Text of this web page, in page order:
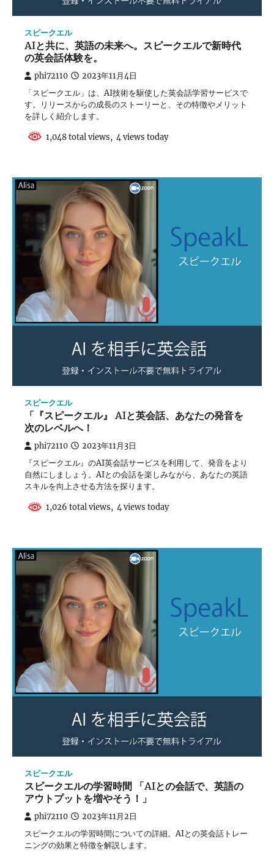
スピークエル
AIと共に、英語の未来へ。スピークエルで新時代
の英会話体験を。
phi72110 2023年11月4日
「スピークエル」は、AI技術を駆使した英会話学習サービスで
す。リリースからの成長のストーリーと、その特徴やメリット
を詳しく紹介します。
1,048 total views, 4 views today
スピークエル
「『スピークエル』 AIと英会話、あなたの発音を
次のレベルへ！
phi72110 2023年11月3日
『スピークエル』のAI英会話サービスを利用して、発音をより
自然にしましょう。AIとの会話を楽しみながら、あなたの英語
スキルを向上させる方法を探ります。
1,026 total views, 4 views today
スピークエル
スピークエルの学習時間 「AIとの会話で、英語の
アウトプットを増やそう！」
phi72110 2023年11月2日
スピークエルの学習時間についての詳細。AIとの英会話トレー
ニングの効果と特徴を解説します。